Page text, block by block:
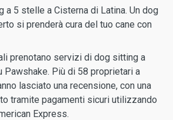
5 stelle a Cisterna di Latina. Un dog
si prenderà cura del tuo cane con
prenotano servizi di dog sitting a
Pawshake. Più di 58 proprietari a
lasciato una recensione, con una
tramite pagamenti sicuri utilizzando
Express.